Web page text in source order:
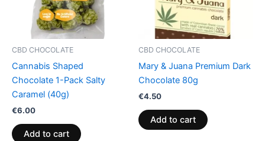
CBD CHOCOLATE
Cannabis Shaped
Chocolate 1-Pack Salty
Caramel (40g)
€6.00
Add to cart
CBD CHOCOLATE
Mary & Juana Premium Dark
Chocolate 80g
€4.50
Add to cart